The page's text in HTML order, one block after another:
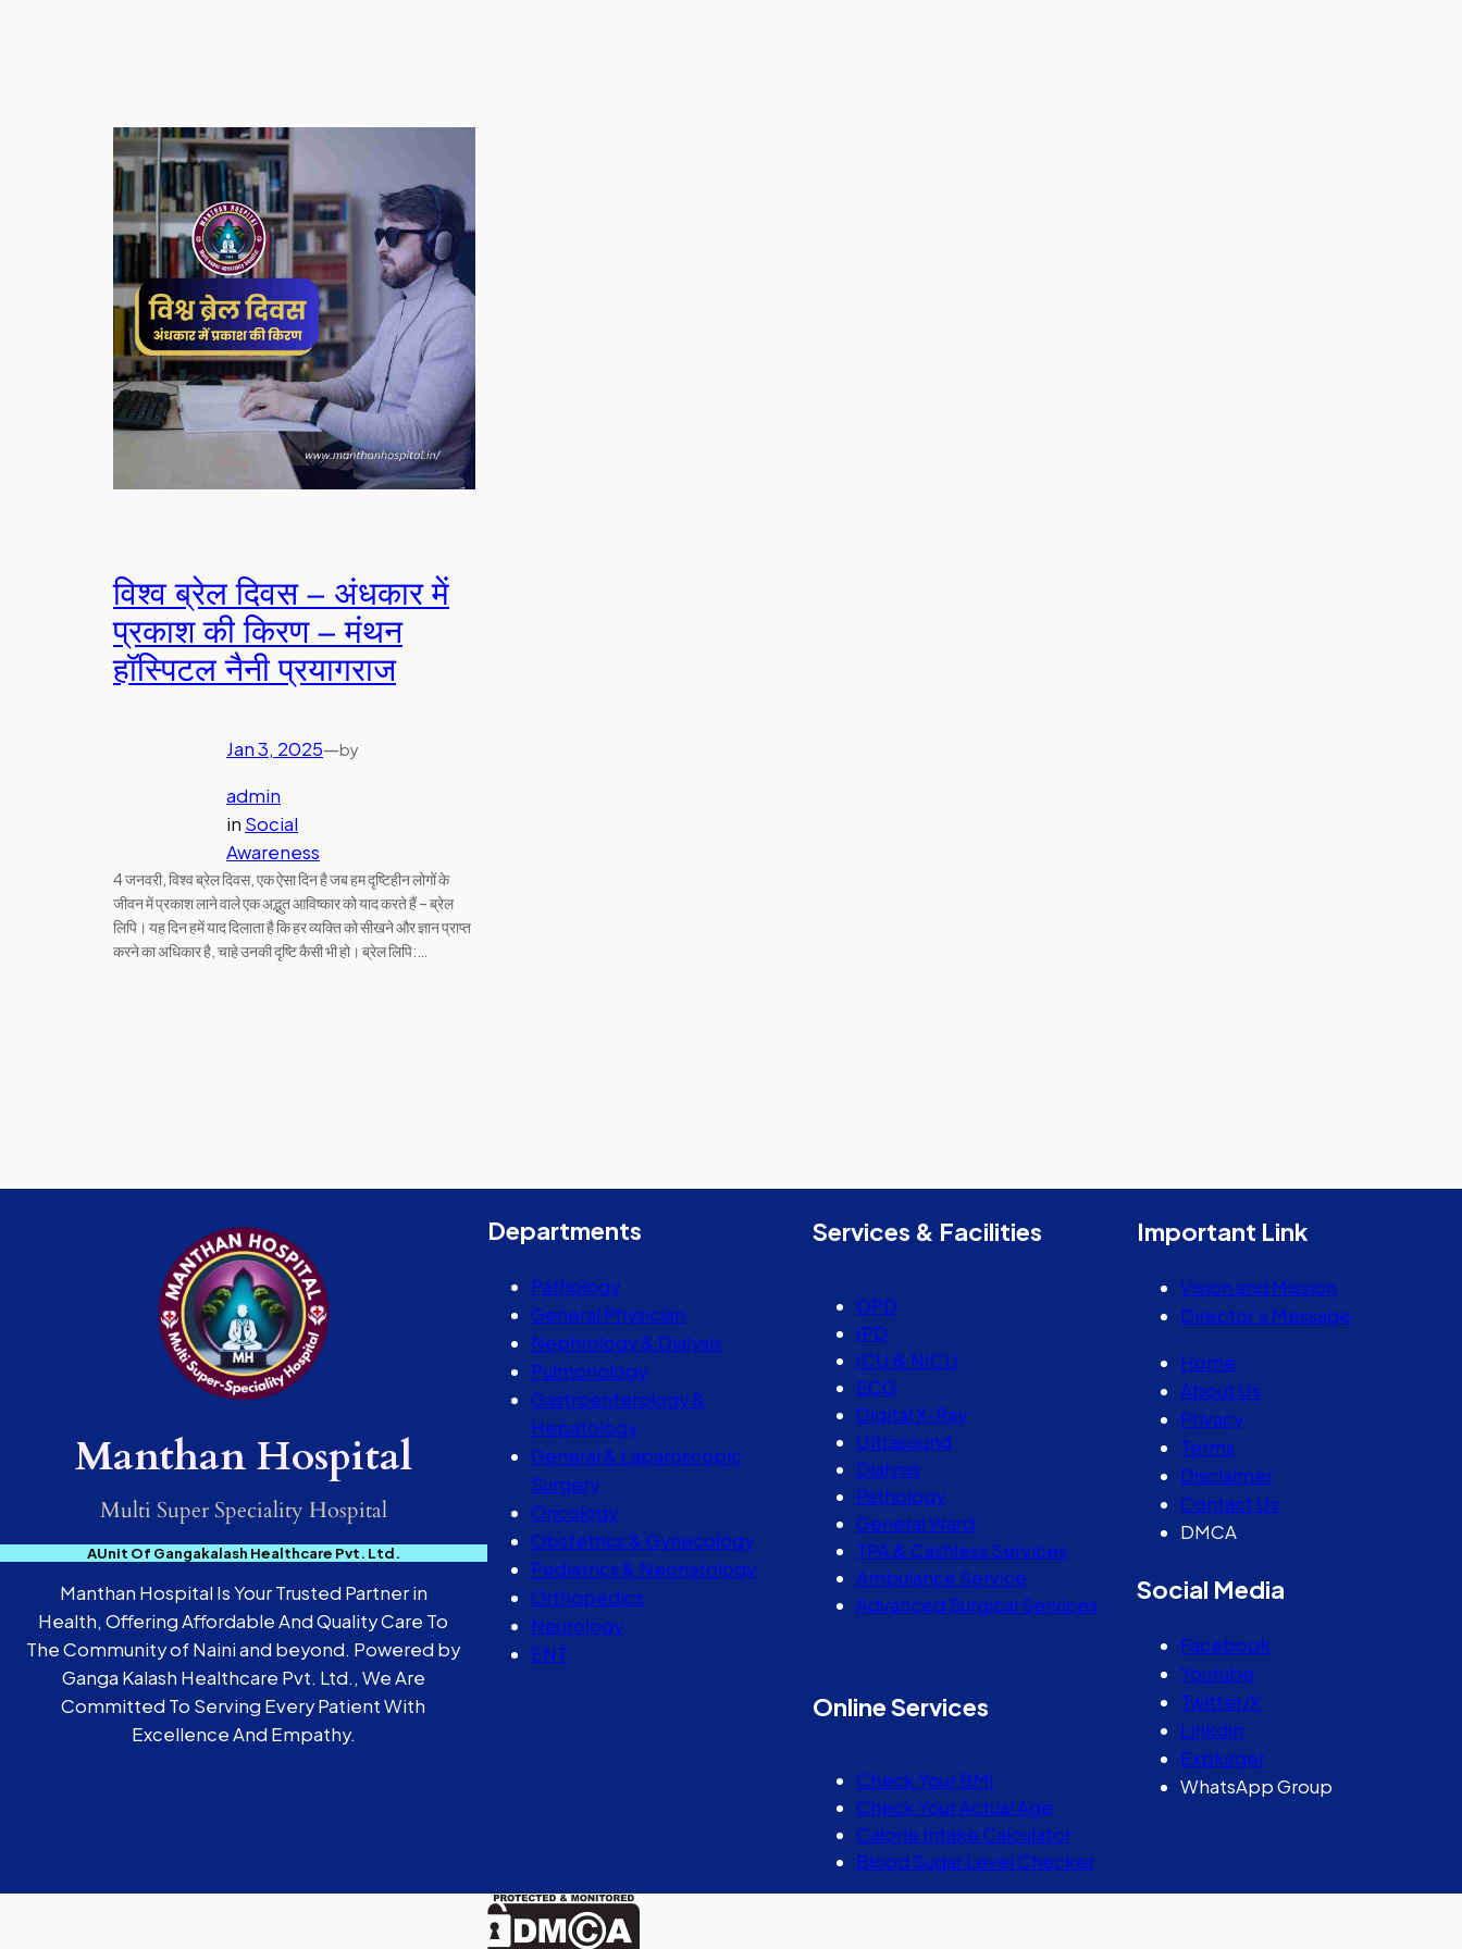
विश्व ब्रेल दिवस – अंधकार में
प्रकाश की किरण – मंथन
हॉस्पिटल नैनी प्रयागराज
Jan 3, 2025—by
admin
in Social
Awareness
4 जनवरी, विश्व ब्रेल दिवस, एक ऐसा दिन है जब हम दृष्टिहीन लोगों के
जीवन में प्रकाश लाने वाले एक अद्भुत आविष्कार को याद करते हैं – ब्रेल
लिपि। यह दिन हमें याद दिलाता है कि हर व्यक्ति को सीखने और ज्ञान प्राप्त
करने का अधिकार है, चाहे उनकी दृष्टि कैसी भी हो। ब्रेल लिपि:…
Manthan Hospital
Multi Super Speciality Hospital
AUnit Of Gangakalash Healthcare Pvt. Ltd.
Manthan Hospital Is Your Trusted Partner in
Health, Offering Affordable And Quality Care To
The Community of Naini and beyond. Powered by
Ganga Kalash Healthcare Pvt. Ltd., We Are
Committed To Serving Every Patient With
Excellence And Empathy.
Departments
Pathology
General Physician
Nephrology & Dialysis
Pulmonology
Gastroenterology &
Hepatology
General & Laparoscopic
Surgery
Oncology
Obstetrics & Gynecology
Pediatrics & Neonatology
Orthopedics
Neurology
ENT
Services & Facilities
OPD
IPD
ICU & NICU
ECG
Digital X-Ray
Ultrasound
Dialysis
Pathology
General Ward
TPA & Cashless Services
Ambulance Service
Advanced Surgical Services
Online Services
Check Your BMI
Check Your Actual Age
Calorie Intake Calculator
Blood Sugar Level Checker
Important Link
Vision and Mission
Director’s Message
Home
About Us
Privacy
Terms
Disclaimer
Contact Us
DMCA
Social Media
Facebook
Youtube
Twitter/X
Linkdin
Explurger
WhatsApp Group